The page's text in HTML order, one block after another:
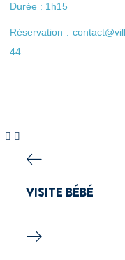
Durée : 1h15
Réservation :
44
VISITE BÉBÉ